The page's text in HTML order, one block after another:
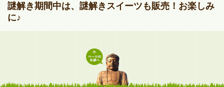
謎解き期間中は、謎解きスイーツも販売！お楽しみ
に♪